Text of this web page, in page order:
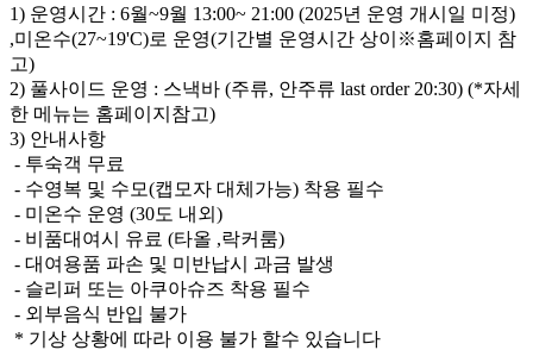
1) 운영시간 : 6월~9월 13:00~ 21:00 (2025년 운영 개시일 미정)
,미온수(27~19'C)로 운영(기간별 운영시간 상이※홈페이지 참
고)
2) 풀사이드 운영 : 스낵바 (주류, 안주류 last order 20:30) (*자세
한 메뉴는 홈페이지참고)
3) 안내사항
- 투숙객 무료
- 수영복 및 수모(캡모자 대체가능) 착용 필수
- 미온수 운영 (30도 내외)
- 비품대여시 유료 (타올 ,락커룸)
- 대여용품 파손 및 미반납시 과금 발생
- 슬리퍼 또는 아쿠아슈즈 착용 필수
- 외부음식 반입 불가
* 기상 상황에 따라 이용 불가 할수 있습니다